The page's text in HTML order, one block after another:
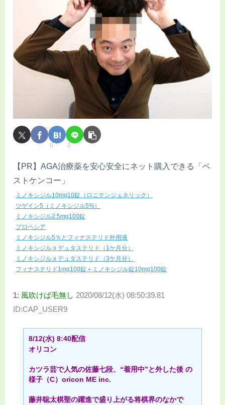
0 0
【PR】AGA治療薬を安心安全にネット購入できる「ベ
ストケンコー」
ミノキシジル10mg10錠（ロニテンジェネリック）
ツゲイン5（ミノキシジル5%）
ミノキシジル2.5mg100錠
プロペシア
ミノキシジル5％とフィナステリド外用液
ミノキシジル x デュタステリド（1ケ月分）
ミノキシジル x デュタステリド（3ケ月分）
フィナステリド1mg100錠＋ミノキシジル錠10mg100錠
1: 風吹けば毛無し 2020/08/12(水) 08:50:39.81
ID:CAP_USER9
8/12(水) 8:40配信
オリコン
カツラ芸で人気の佐藤七段、“着用中”と外した後 の
様子（C）oricon ME inc.
藤井聡太棋聖の躍進で盛り上がる将棋界のなかで